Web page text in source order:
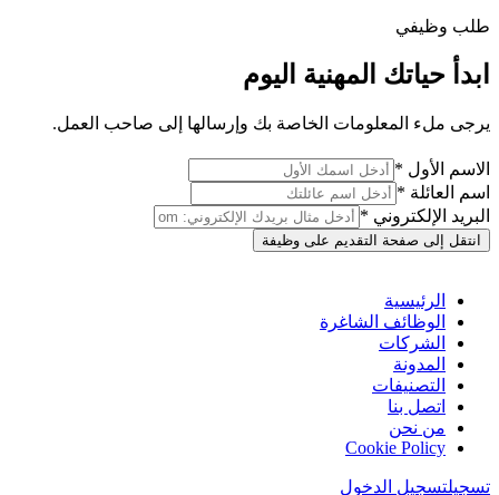
طلب وظيفي
ابدأ حياتك المهنية اليوم
يرجى ملء المعلومات الخاصة بك وإرسالها إلى صاحب العمل.
الاسم الأول *
اسم العائلة *
البريد الإلكتروني *
انتقل إلى صفحة التقديم على وظيفة
الرئيسية
الوظائف الشاغرة
الشركات
المدونة
التصنيفات
اتصل بنا
من نحن
Cookie Policy
تسجيلتسجيل الدخول